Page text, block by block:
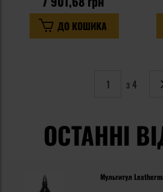
ДО КОШИКА
з 4
ОСТАННІ
Мультитул